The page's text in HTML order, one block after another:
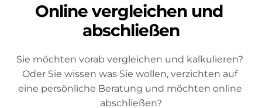
Online vergleichen und
abschließen
Sie möchten vorab vergleichen und kalkulieren?
Oder Sie wissen was Sie wollen, verzichten auf
eine persönliche Beratung und möchten online
abschließen?